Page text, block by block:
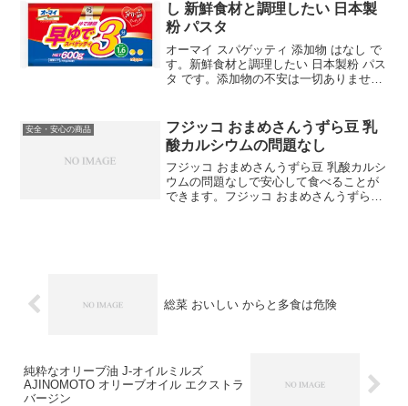
し 新鮮食材と調理したい 日本製
粉 パスタ
オーマイ スパゲッティ 添加物 はなし で
す。新鮮食材と調理したい 日本製粉 パス
タ です。添加物の不安は一切ありません
でき、ゆでるだけで食べられる、とても
優れた食材...
安全・安心の商品
フジッコ おまめさんうずら豆 乳
酸カルシウムの問題なし
フジッコ おまめさんうずら豆 乳酸カルシ
ウムの問題なしで安心して食べることが
できます。フジッコ おまめさんうずら豆
総菜 おいしい からと多食は危険
純粋なオリーブ油 J-オイルミルズ
AJINOMOTO オリーブオイル エクストラ
バージン